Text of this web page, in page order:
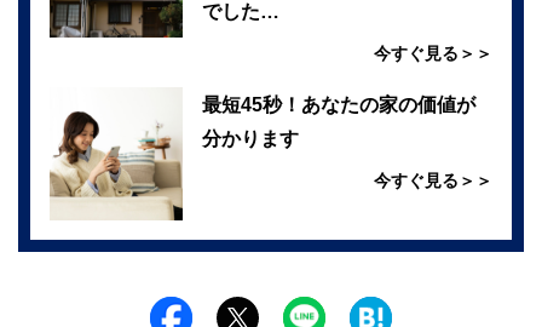
でした…
今すぐ見る＞＞
最短45秒！あなたの家の価値が
分かります
今すぐ見る＞＞